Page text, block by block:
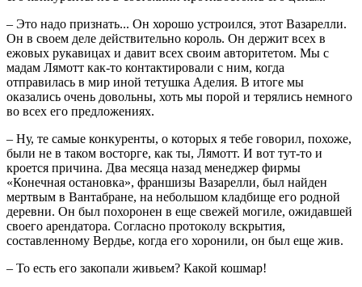
– Это надо признать... Он хорошо устроился, этот Вазарелли.
Он в своем деле действительно король. Он держит всех в
ежовых рукавицах и давит всех своим авторитетом. Мы с
мадам Лямотт как-то контактировали с ним, когда
отправилась в мир иной тетушка Аделия. В итоге мы
оказались очень довольны, хоть мы порой и терялись немного
во всех его предложениях.
– Ну, те самые конкуренты, о которых я тебе говорил, похоже,
были не в таком восторге, как ты, Лямотт. И вот тут-то и
кроется причина. Два месяца назад менеджер фирмы
«Конечная остановка», франшизы Вазарелли, был найден
мертвым в Вантабране, на небольшом кладбище его родной
деревни. Он был похоронен в еще свежей могиле, ожидавшей
своего арендатора. Согласно протоколу вскрытия,
составленному Вердье, когда его хоронили, он был еще жив.
– То есть его закопали живьем? Какой кошмар!